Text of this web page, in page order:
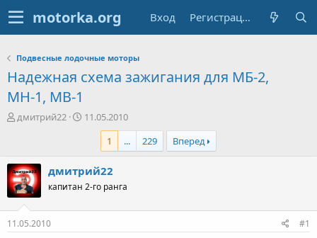
Вход Регистрация
Подвесные лодочные моторы
Надежная схема зажигания для МБ-2,
МН-1, МВ-1
А
р
т
е
ы
дмитрий22
Д
н
ч
11.05.2010
1
... 229 Вперед
дмитрий22
капитан 2-го ранга
11.05.2010 #1